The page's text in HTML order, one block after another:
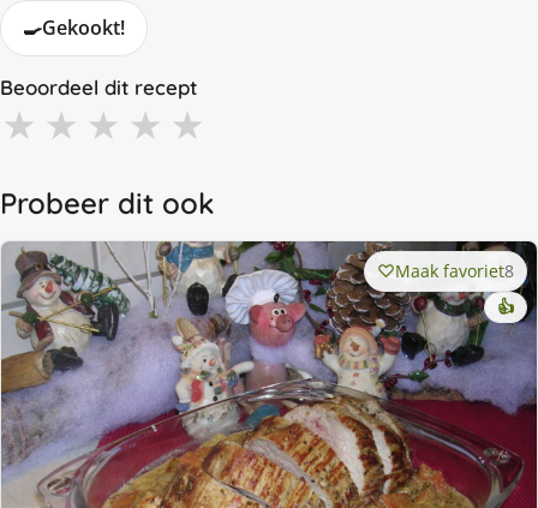
🍳Gekookt!
Beoordeel dit recept
★ ★ ★ ★ ★
Probeer dit ook
Maak favoriet8
👍